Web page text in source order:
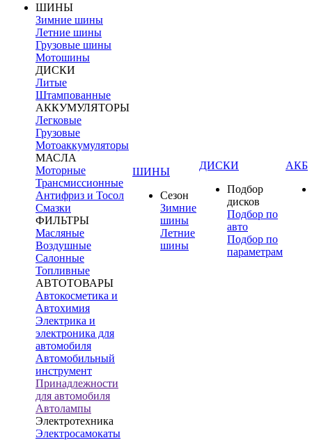
ШИНЫ
Зимние шины
Летние шины
Грузовые шины
Мотошины
ДИСКИ
Литые
Штампованные
АККУМУЛЯТОРЫ
Легковые
Грузовые
Мотоаккумуляторы
МАСЛА
Моторные
Трансмиссионные
Антифриз и Тосол
Смазки
ФИЛЬТРЫ
Масляные
Воздушные
Салонные
Топливные
АВТОТОВАРЫ
Автокосметика и
Автохимия
Электрика и
электроника для
автомобиля
Автомобильный
инструмент
Принадлежности
для автомобиля
Автолампы
Электротехника
Электросамокаты
ШИНЫ
Сезон
Зимние
шины
Летние
шины
ДИСКИ
Подбор
дисков
Подбор по
авто
Подбор по
параметрам
АКБ